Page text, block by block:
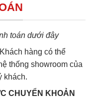
toán dưới đây
hàng có thể
thống showroom của
khách.
CHUYỂN KHOẢN